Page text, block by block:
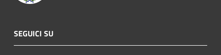
SEGUICI SU